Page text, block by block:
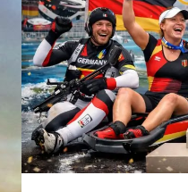
ZEITLUPE
WÄCHST
(ODER
AUCH
GAR
NICHT)